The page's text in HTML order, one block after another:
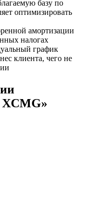
базу по
оптимизировать
амортизации
налогах
график
клиента, чего не